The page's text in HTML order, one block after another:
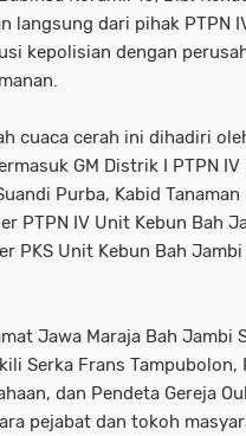
langsung dari pihak PTPN
kepolisian dengan
cuaca cerah ini dihadiri
GM Distrik I PTPN IV
Purba, Kabid
PTPN IV Unit Kebun Bah
PKS Unit Kebun Bah
Jawa Maraja Bah Jambi
Serka Frans Tampubolon,
dan Pendeta Gereja
pejabat dan tokoh